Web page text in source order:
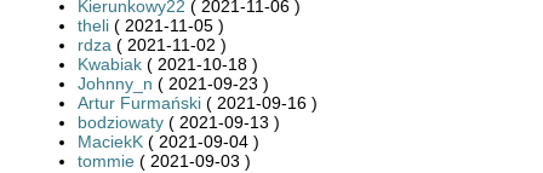
Kierunkowy22 ( 2021-11-06 )
theli ( 2021-11-05 )
rdza ( 2021-11-02 )
Kwabiak ( 2021-10-18 )
Johnny_n ( 2021-09-23 )
Artur Furmański ( 2021-09-16 )
bodziowaty ( 2021-09-13 )
MaciekK ( 2021-09-04 )
tommie ( 2021-09-03 )